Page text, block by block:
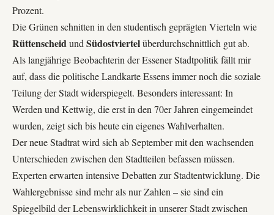
Prozent.
Die Grünen schnitten in den studentisch geprägten Vierteln wie
Rüttenscheidund Südostviertelüberdurchschnittlich gut ab.
Als langjährige Beobachterin der Essener Stadtpolitik fällt mir
auf, dass die politische Landkarte Essens immer noch die soziale
Teilung der Stadt widerspiegelt. Besonders interessant: In
Werden und Kettwig, die erst in den 70er Jahren eingemeindet
wurden, zeigt sich bis heute ein eigenes Wahlverhalten.
Der neue Stadtrat wird sich ab September mit den wachsenden
Unterschieden zwischen den Stadtteilen befassen müssen.
Experten erwarten intensive Debatten zurStadtentwicklung. Die
Wahlergebnisse sind mehr als nur Zahlen – sie sind ein
Spiegelbild der Lebenswirklichkeit in unserer Stadt zwischen